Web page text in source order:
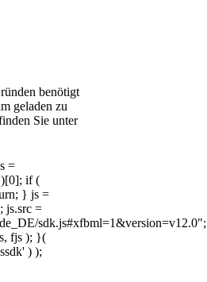
benötigt
geladen zu
Sie unter
=
)[0]; if (
} js =
js.src =
sdk.js#xfbml=1&version=v12.0";
fjs ); }(
) );